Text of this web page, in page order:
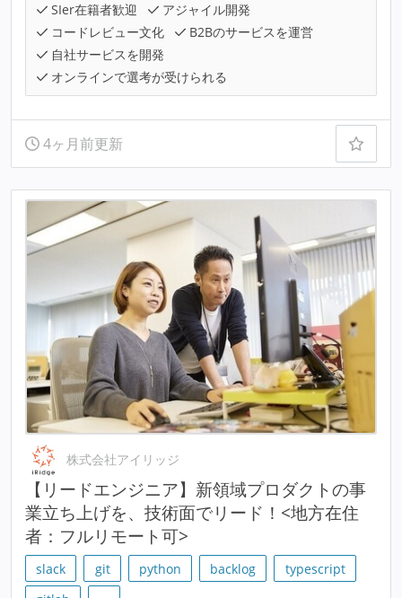
SIer在籍者歓迎
アジャイル開発
コードレビュー文化
B2Bのサービスを運営
自社サービスを開発
オンラインで選考が受けられる
4ヶ月前更新
株式会社アイリッジ
【リードエンジニア】新領域プロダクトの事
業立ち上げを、技術面でリード！<地方在住
者：フルリモート可>
slack git python backlog
typescript